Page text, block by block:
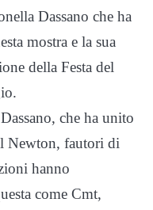
Dassano che ha
mostra e la sua
della Festa del
che ha unito
Newton, fautori di
hanno
come Cmt,